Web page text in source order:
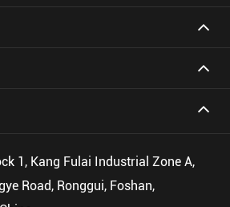
1, Kang Fulai Industrial Zone A,
Road, Ronggui, Foshan,